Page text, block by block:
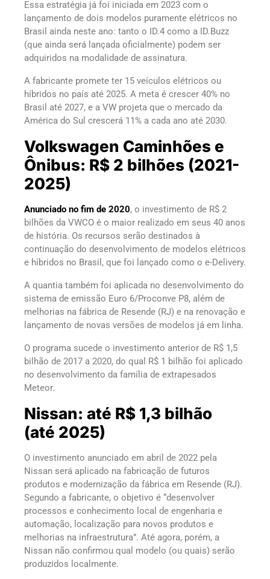
Essa estratégia já foi iniciada em 2023 com o
lançamento de dois modelos puramente elétricos no
Brasil ainda neste ano: tanto o ID.4 como a ID.Buzz
(que ainda será lançada oficialmente) podem ser
adquiridos na modalidade de assinatura.
A fabricante promete ter 15 veículos elétricos ou
híbridos no país até 2025. A meta é crescer 40% no
Brasil até 2027, e a VW projeta que o mercado da
América do Sul crescerá 11% a cada ano até 2030.
Volkswagen Caminhões e
Ônibus: R$ 2 bilhões (2021-
2025)
Anunciado no fim de 2020, o investimento de R$ 2
bilhões da VWCO é o maior realizado em seus 40 anos
de história. Os recursos serão destinados à
continuação do desenvolvimento de modelos elétricos
e híbridos no Brasil, que foi lançado como o e-Delivery.
A quantia também foi aplicada no desenvolvimento do
sistema de emissão Euro 6/Proconve P8, além de
melhorias na fábrica de Resende (RJ) e na renovação e
lançamento de novas versões de modelos já em linha.
O programa sucede o investimento anterior de R$ 1,5
bilhão de 2017 a 2020, do qual R$ 1 bilhão foi aplicado
no desenvolvimento da família de extrapesados
Meteor.
Nissan: até R$ 1,3 bilhão
(até 2025)
O investimento anunciado em abril de 2022 pela
Nissan será aplicado na fabricação de futuros
produtos e modernização da fábrica em Resende (RJ).
Segundo a fabricante, o objetivo é “desenvolver
processos e conhecimento local de engenharia e
automação, localização para novos produtos e
melhorias na infraestrutura”. Até agora, porém, a
Nissan não confirmou qual modelo (ou quais) serão
produzidos localmente.